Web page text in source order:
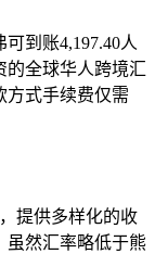
到账4,197.40人
的全球华人跨境汇
方式手续费仅需
提供多样化的收
虽然汇率略低于熊